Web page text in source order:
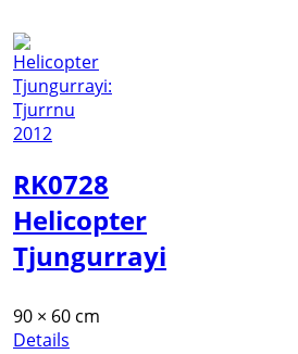
RK0728
Helicopter
Tjungurrayi
90 × 60 cm
Details